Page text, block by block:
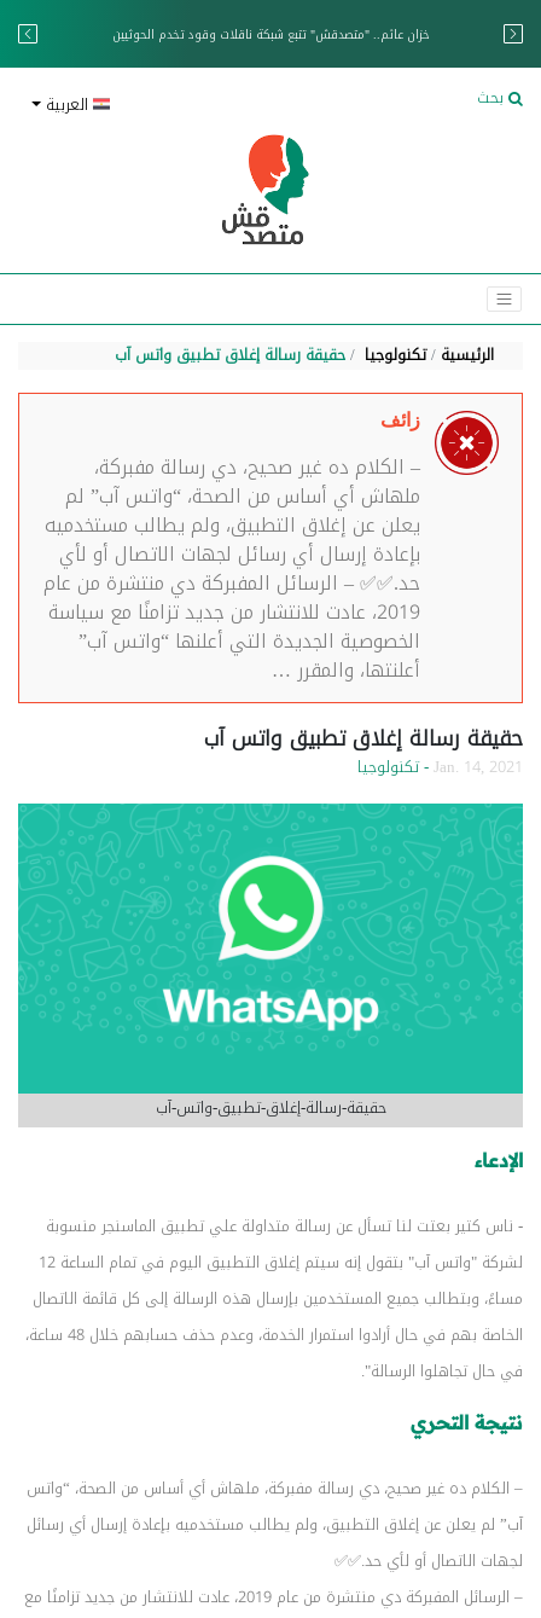
خزان عائم.. "متصدقش" تتبع شبكة ناقلات وقود تخدم الحوثيين
بحث العربية
الرئيسية تكنولوجيا حقيقة رسالة إغلاق تطبيق واتس آب
زائف
– الكلام ده غير صحيح، دي رسالة مفبركة،
ملهاش أي أساس من الصحة، “واتس آب” لم
يعلن عن إغلاق التطبيق، ولم يطالب مستخدميه
بإعادة إرسال أي رسائل لجهات الاتصال أو لأي
حد.✅✅ – الرسائل المفبركة دي منتشرة من عام
2019، عادت للانتشار من جديد تزامنًا مع سياسة
الخصوصية الجديدة التي أعلنها “واتس آب”
أعلنتها، والمقرر …
حقيقة رسالة إغلاق تطبيق واتس آب
Jan. 14, 2021- تكنولوجيا
حقيقة-رسالة-إغلاق-تطبيق-واتس-آب
الإدعاء
- ناس كتير بعتت لنا تسأل عن رسالة متداولة علي تطبيق الماسنجر منسوبة
لشركة "واتس آب" بتقول إنه سيتم إغلاق التطبيق اليوم في تمام الساعة 12
مساءً، وبتطالب جميع المستخدمين بإرسال هذه الرسالة إلى كل قائمة الاتصال
الخاصة بهم في حال أرادوا استمرار الخدمة، وعدم حذف حسابهم خلال 48 ساعة،
في حال تجاهلوا الرسالة".
نتيجة التحري
– الكلام ده غير صحيح، دي رسالة مفبركة، ملهاش أي أساس من الصحة، “واتس
آب” لم يعلن عن إغلاق التطبيق، ولم يطالب مستخدميه بإعادة إرسال أي رسائل
لجهات الاتصال أو لأي حد.✅✅
– الرسائل المفبركة دي منتشرة من عام 2019، عادت للانتشار من جديد تزامنًا مع